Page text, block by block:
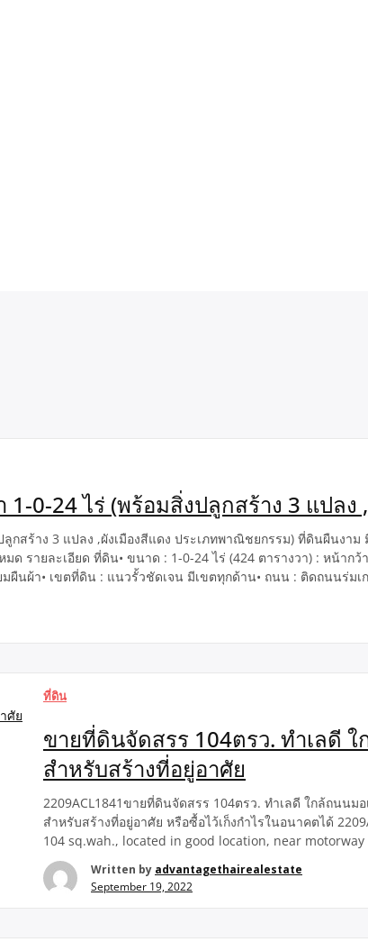
0-24 ไร่ (พร้อมสิ่งปลูกสร้าง 3 แปลง
กสร้าง 3 แปลง ,ผังเมืองสีแดง ประเภทพาณิชยกรรม) ที่ดินผืนง
รายละเอียด ที่ดิน• ขนาด : 1-0-24 ไร่ (424 ตารางวา) : หน้ากว้
ผืนผ้า• เขตที่ดิน : แนวรั้วชัดเจน มีเขตทุกด้าน• ถนน : ติดถนนร่ม
ที่ดิน
ขายที่ดินจัดสรร 104ตรว. ทำเลดี ใ
สำหรับสร้างที่อยู่อาศัย
2209ACL1841ขายที่ดินจัดสรร 104ตรว. ทำเลดี ใกล้ถนนม
สำหรับสร้างที่อยู่อาศัย หรือซื้อไว้เก็งกำไรในอนาคตได้
104 sq.wah., located in good location, near
suitable for building a residenceOr buy it for
ลาดกระบัง […]
Written by advantagethairealestate
September 19, 2022